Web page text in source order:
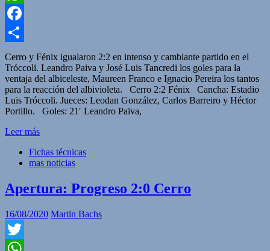
WhatsApp
Facebook
Compartir
Cerro y Fénix igualaron 2:2 en intenso y cambiante partido en el
Tróccoli. Leandro Paiva y José Luis Tancredi los goles para la
ventaja del albiceleste, Maureen Franco e Ignacio Pereira los tantos
para la reacción del albivioleta. Cerro 2:2 Fénix Cancha: Estadio
Luis Tróccoli. Jueces: Leodan González, Carlos Barreiro y Héctor
Portillo. Goles: 21′ Leandro Paiva,
Leer más
Fichas técnicas
mas noticias
Apertura: Progreso 2:0 Cerro
16/08/2020 Martin Bachs
Twitter